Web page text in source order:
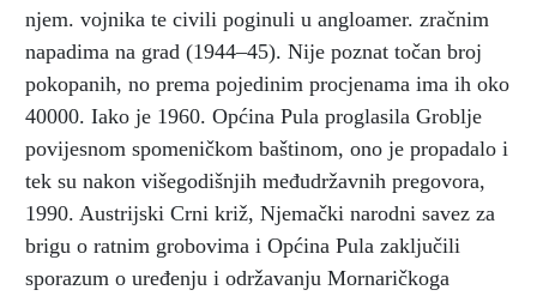
njem. vojnika te civili poginuli u angloamer. zračnim
napadima na grad (1944–45). Nije poznat točan broj
pokopanih, no prema pojedinim procjenama ima ih oko
40000. Iako je 1960. Općina Pula proglasila Groblje
povijesnom spomeničkom baštinom, ono je propadalo i
tek su nakon višegodišnjih međudržavnih pregovora,
1990. Austrijski Crni križ, Njemački narodni savez za
brigu o ratnim grobovima i Općina Pula zaključili
sporazum o uređenju i održavanju Mornaričkoga